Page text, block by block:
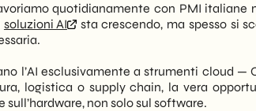
quotidianamente con PMI italiane
soluzioni AI
sta crescendo, ma spesso si
l’AI esclusivamente a strumenti cloud —
logistica o supply chain, la vera
non solo sul software.